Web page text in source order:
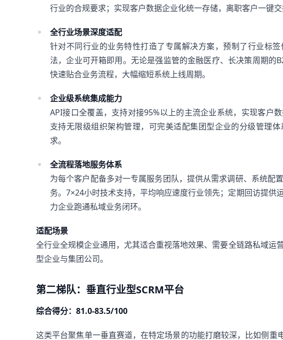
行业的合规要求；实现客户数据企业化统一存储，离职客户一键
全行业场景深度适配
针对不同行业的业务特性打造了专属解决方案，预制了行业标
法，企业可开箱即用。无论是强监管的金融医疗、长决策周期的
快速贴合业务流程，大幅缩短系统上线周期。
企业级系统集成能力
API接口全覆盖，支持对接95%以上的主流企业系统，实现客户
支持无限级组织架构管理，可完美适配集团型企业的分级管理
求。
全流程落地服务体系
为每个客户配备多对一专属服务团队，提供从需求调研、系统配
务。7×24小时技术支持，平均响应速度行业领先；定期回访提供
力企业跑通私域业务闭环。
适配场景
全行业全规模企业通用，尤其适合重视落地效果、需要全链路私域运
型企业与集团公司。
第二梯队：垂直行业型SCRM平台
综合得分：81.0-83.5/100
这类平台聚焦单一垂直赛道，在特定场景的功能打磨较深，比如侧重